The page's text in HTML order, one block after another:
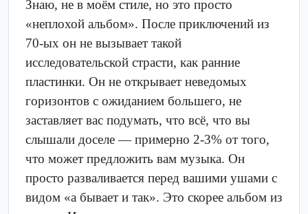
Знаю, не в моём стиле, но это просто
«неплохой альбом». После приключений из
70-ых он не вызывает такой
исследовательской страсти, как ранние
пластинки. Он не открывает неведомых
горизонтов с ожиданием большего, не
заставляет вас подумать, что всё, что вы
слышали доселе — примерно 2-3% от того,
что может предложить вам музыка. Он
просто разваливается перед вашими ушами с
видом «а бывает и так». Это скорее альбом из